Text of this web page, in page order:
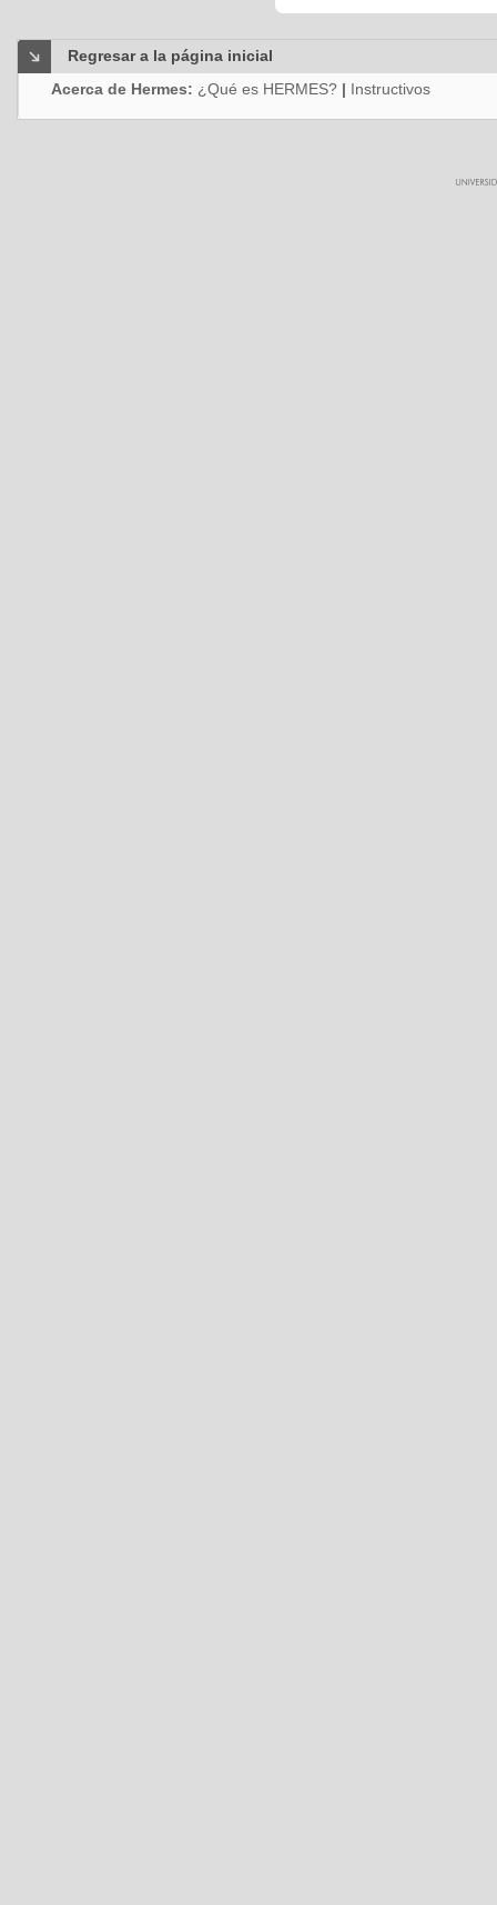
Regresar a la página inicial
Acerca de Hermes: ¿Qué es HERMES? | Instructivos